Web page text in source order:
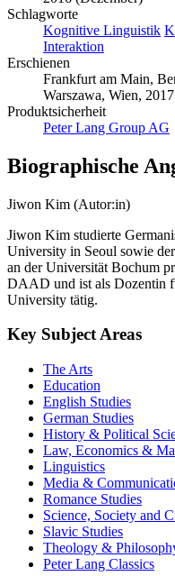
Schlagworte
Kognitive Linguistik
Interaktion
Erschienen
Frankfurt am Main,
Warszawa, Wien,
Produktsicherheit
Peter Lang Group AG
Biographische
Jiwon Kim (Autor:in)
Jiwon Kim studierte
University in Seoul sowie
an der Universität Bochum
DAAD und ist als Dozentin
University tätig.
Key Subject Areas
The Arts
Education
English Studies
German Studies
History & Political
Law, Economics &
Linguistics
Media &
Romance Studies
Science, Society and
Slavic Studies
Theology &
Peter Lang Classics